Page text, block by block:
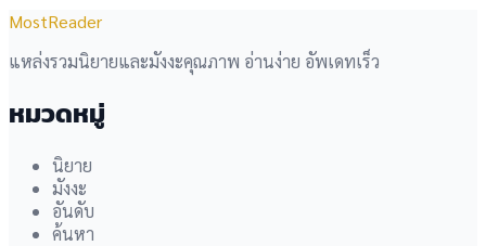
MostReader
แหล่งรวมนิยายและมังงะคุณภาพ อ่านง่าย อัพเดทเร็ว
หมวดหมู่
นิยาย
มังงะ
อันดับ
ค้นหา